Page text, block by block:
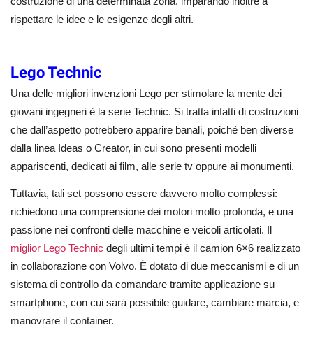
rispettare le idee e le esigenze degli altri.
Lego Technic
Una delle migliori invenzioni Lego per stimolare la mente dei
giovani ingegneri è la serie Technic. Si tratta infatti di costruzioni
che dall’aspetto potrebbero apparire banali, poiché ben diverse
dalla linea Ideas o Creator, in cui sono presenti modelli
appariscenti, dedicati ai film, alle serie tv oppure ai monumenti.
Tuttavia, tali set possono essere davvero molto complessi:
richiedono una comprensione dei motori molto profonda, e una
passione nei confronti delle macchine e veicoli articolati. Il
miglior Lego Technic degli ultimi tempi è il camion 6×6 realizzato
in collaborazione con Volvo. È dotato di due meccanismi e di un
sistema di controllo da comandare tramite applicazione su
smartphone, con cui sarà possibile guidare, cambiare marcia, e
manovrare il container.